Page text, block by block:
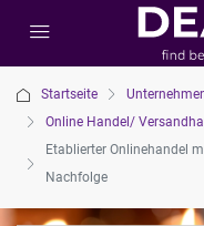
Startseite
Online Handel/
Etablierter Onlinehandel
Nachfolge